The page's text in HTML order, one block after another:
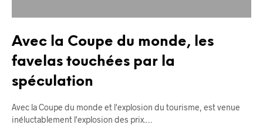
Avec la Coupe du monde, les
favelas touchées par la
spéculation
Avec la Coupe du monde et l'explosion du tourisme, est venue
inéluctablement l'explosion des prix.…